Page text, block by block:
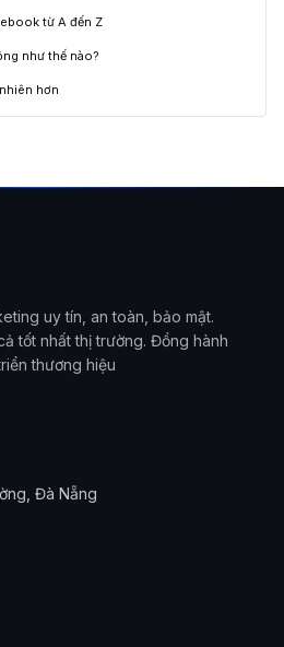
từ A đến Z
như thế nào?
hơn
uy tín, an toàn, bảo mật.
tốt nhất thị trường. Đồng hành
thương hiệu
Đà Nẵng